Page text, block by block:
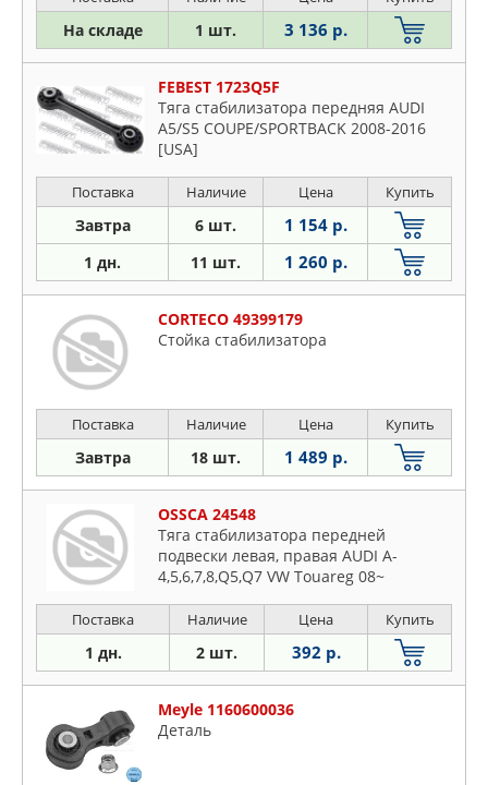
На складе 1 шт. 3 136 р.
FEBEST 1723Q5F
Тяга стабилизатора передняя AUDI
A5/S5 COUPE/SPORTBACK 2008-2016
[USA]
Поставка Наличие Цена Купить
Завтра 6 шт. 1 154 р.
1 дн. 11 шт. 1 260 р.
CORTECO 49399179
Стойка стабилизатора
Поставка Наличие Цена Купить
Завтра 18 шт. 1 489 р.
OSSCA 24548
Тяга стабилизатора передней
подвески левая, правая AUDI A-
4,5,6,7,8,Q5,Q7 VW Touareg 08~
Поставка Наличие Цена Купить
1 дн. 2 шт. 392 р.
Meyle 1160600036
Деталь